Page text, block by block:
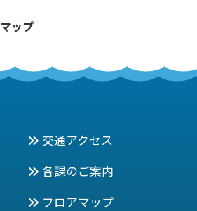
ップ
交通アクセス
各課のご案内
フロアマップ